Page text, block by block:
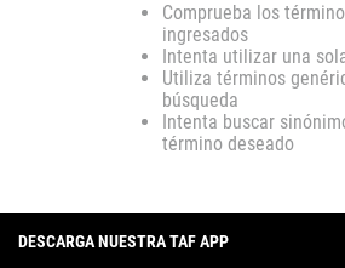
Comprueba los
ingresados
Intenta utilizar una
Utiliza términos
búsqueda
Intenta buscar
término deseado
DESCARGA NUESTRA TAF APP